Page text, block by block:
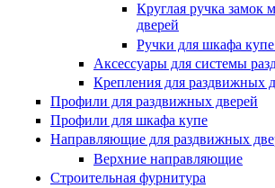
Круглая ручка замок
дверей
Ручки для шкафа
Аксессуары для системы
Крепления для раздвижных
Профили для раздвижных дверей
Профили для шкафа купе
Направляющие для раздвижных
Верхние направляющие
Строительная фурнитура